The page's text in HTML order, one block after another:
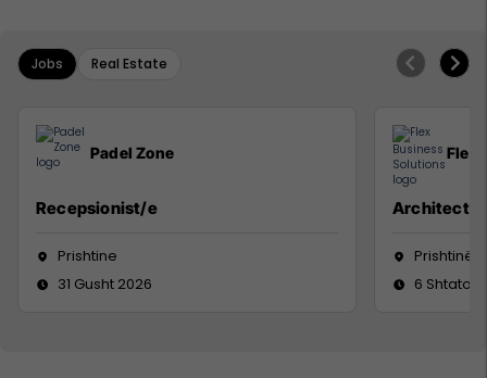
Jobs Real Estate
Padel Zone
Recepsionist/e
Prishtine
31 Gusht 2026
Flex
Architect
Prishtinë
6 Shtator